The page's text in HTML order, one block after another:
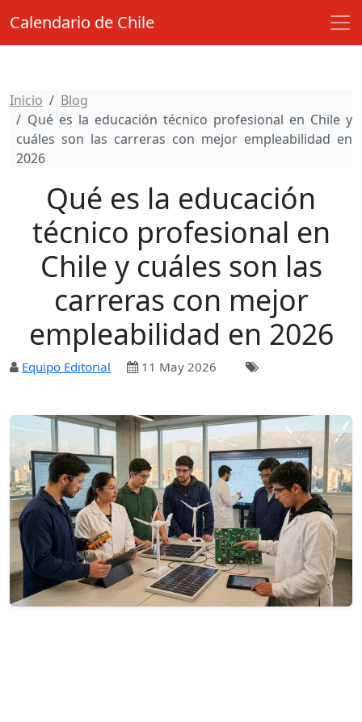
Calendario de Chile
Inicio
Blog
Qué es la educación técnico profesional en Chile y
cuáles son las carreras con mejor empleabilidad en
2026
Qué es la educación
técnico profesional en
Chile y cuáles son las
carreras con mejor
empleabilidad en 2026
Equipo Editorial 11 May 2026